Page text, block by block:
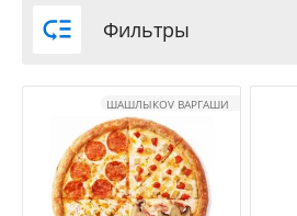
 Фильтры
ШАШЛЫКOV ВАРГАШИ